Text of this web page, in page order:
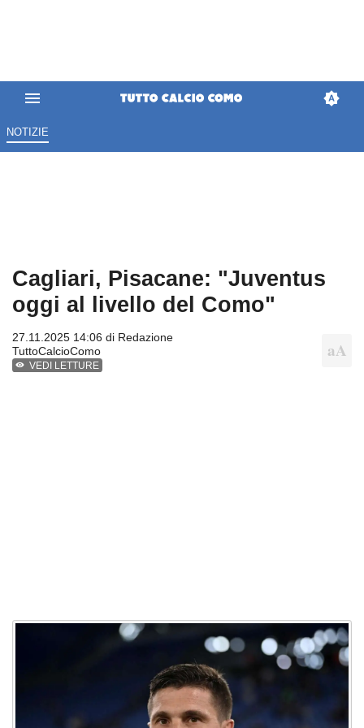
NOTIZIE
Cagliari, Pisacane: "Juventus
oggi al livello del Como"
27.11.2025 14:06 di Redazione
TuttoCalcioComo
VEDI LETTURE